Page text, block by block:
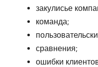
закулисье
команда;
сравнения;
ошибки